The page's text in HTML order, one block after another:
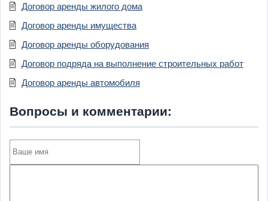
Договор аренды жилого дома
Договор аренды имущества
Договор аренды оборудования
Договор подряда на выполнение строительных работ
Договор аренды автомобиля
Вопросы и комментарии: